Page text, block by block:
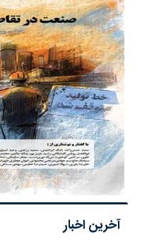
آخرین اخبار